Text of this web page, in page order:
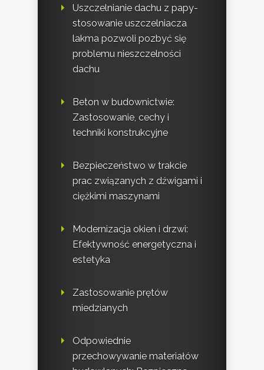
Uszczelnianie dachu z papy-
stosowanie uszczelniacza
lakma pozwoli pozbyć się
problemu nieszczelności
dachu
Beton w budownictwie:
Zastosowanie, cechy i
techniki konstrukcyjne
Bezpieczeństwo w trakcie
prac związanych z dźwigami i
ciężkimi maszynami
Modernizacja okien i drzwi:
Efektywność energetyczna i
estetyka
Zastosowanie prętów
miedzianych
Odpowiednie
przechowywanie materiałów